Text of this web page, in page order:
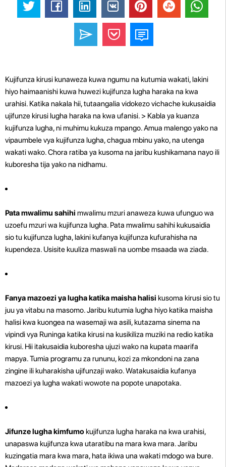
Kujifunza kirusi kunaweza kuwa ngumu na kutumia wakati, lakini
hiyo haimaanishi kuwa huwezi kujifunza lugha haraka na kwa
urahisi. Katika nakala hii, tutaangalia vidokezo vichache kukusaidia
ujifunze kirusi lugha haraka na kwa ufanisi. > Kabla ya kuanza
kujifunza lugha, ni muhimu kukuza mpango. Amua malengo yako na
vipaumbele vya kujifunza lugha, chagua mbinu yako, na utenga
wakati wako. Chora ratiba ya kusoma na jaribu kushikamana nayo ili
kuboresha tija yako na nidhamu.
Pata mwalimu sahihi mwalimu mzuri anaweza kuwa ufunguo wa
uzoefu mzuri wa kujifunza lugha. Pata mwalimu sahihi kukusaidia
sio tu kujifunza lugha, lakini kufanya kujifunza kufurahisha na
kupendeza. Usisite kuuliza maswali na uombe msaada wa ziada.
Fanya mazoezi ya lugha katika maisha halisi kusoma kirusi sio tu
juu ya vitabu na masomo. Jaribu kutumia lugha hiyo katika maisha
halisi kwa kuongea na wasemaji wa asili, kutazama sinema na
vipindi vya Runinga katika kirusi na kusikiliza muziki na redio katika
kirusi. Hii itakusaidia kuboresha ujuzi wako na kupata maarifa
mapya. Tumia programu za rununu, kozi za mkondoni na zana
zingine ili kuharakisha ujifunzaji wako. Watakusaidia kufanya
mazoezi ya lugha wakati wowote na popote unapotaka.
Jifunze lugha kimfumokujifunza lugha haraka na kwa urahisi,
unapaswa kujifunza kwa utaratibu na mara kwa mara. Jaribu
kuzingatia mara kwa mara, hata ikiwa una wakati mdogo wa bure.